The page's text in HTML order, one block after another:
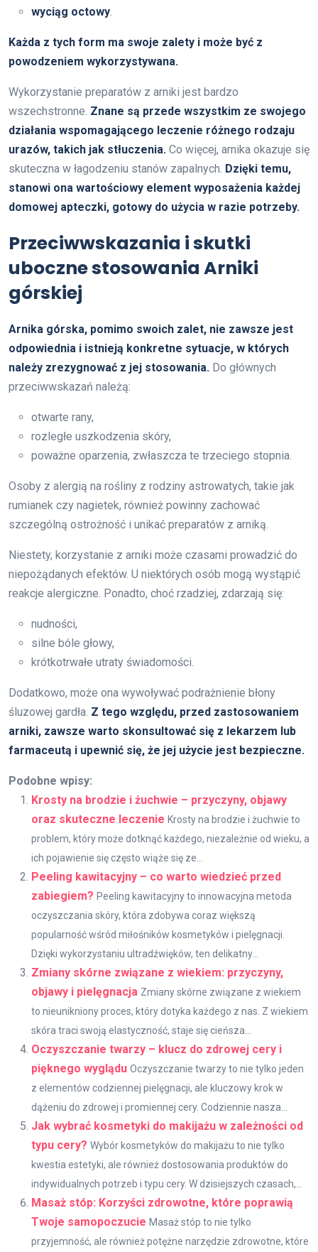
wyciąg octowy.
Każda z tych form ma swoje zalety i może być z
powodzeniem wykorzystywana.
Wykorzystanie preparatów z arniki jest bardzo
wszechstronne. Znane są przede wszystkim ze swojego
działania wspomagającego leczenie różnego rodzaju
urazów, takich jak stłuczenia. Co więcej, arnika okazuje się
skuteczna w łagodzeniu stanów zapalnych. Dzięki temu,
stanowi ona wartościowy element wyposażenia każdej
domowej apteczki, gotowy do użycia w razie potrzeby.
Przeciwwskazania i skutki
uboczne stosowania Arniki
górskiej
Arnika górska, pomimo swoich zalet, nie zawsze jest
odpowiednia i istnieją konkretne sytuacje, w których
należy zrezygnować z jej stosowania. Do głównych
przeciwwskazań należą:
otwarte rany,
rozległe uszkodzenia skóry,
poważne oparzenia, zwłaszcza te trzeciego stopnia.
Osoby z alergią na rośliny z rodziny astrowatych, takie jak
rumianek czy nagietek, również powinny zachować
szczególną ostrożność i unikać preparatów z arniką.
Niestety, korzystanie z arniki może czasami prowadzić do
niepożądanych efektów. U niektórych osób mogą wystąpić
reakcje alergiczne. Ponadto, choć rzadziej, zdarzają się:
nudności,
silne bóle głowy,
krótkotrwałe utraty świadomości.
Dodatkowo, może ona wywoływać podrażnienie błony
śluzowej gardła. Z tego względu, przed zastosowaniem
arniki, zawsze warto skonsultować się z lekarzem lub
farmaceutą i upewnić się, że jej użycie jest bezpieczne.
Podobne wpisy:
Krosty na brodzie i żuchwie – przyczyny, objawy
oraz skuteczne leczenie Krosty na brodzie i żuchwie to
problem, który może dotknąć każdego, niezależnie od wieku, a
ich pojawienie się często wiąże się ze...
Peeling kawitacyjny – co warto wiedzieć przed
zabiegiem? Peeling kawitacyjny to innowacyjna metoda
oczyszczania skóry, która zdobywa coraz większą
popularność wśród miłośników kosmetyków i pielęgnacji.
Dzięki wykorzystaniu ultradźwięków, ten delikatny...
Zmiany skórne związane z wiekiem: przyczyny,
objawy i pielęgnacja Zmiany skórne związane z wiekiem
to nieunikniony proces, który dotyka każdego z nas. Z wiekiem
skóra traci swoją elastyczność, staje się cieńsza...
Oczyszczanie twarzy – klucz do zdrowej cery i
pięknego wyglądu Oczyszczanie twarzy to nie tylko jeden
z elementów codziennej pielęgnacji, ale kluczowy krok w
dążeniu do zdrowej i promiennej cery. Codziennie nasza...
Jak wybrać kosmetyki do makijażu w zależności od
typu cery? Wybór kosmetyków do makijażu to nie tylko
kwestia estetyki, ale również dostosowania produktów do
indywidualnych potrzeb i typu cery. W dzisiejszych czasach,...
Masaż stóp: Korzyści zdrowotne, które poprawią
Twoje samopoczucie Masaż stóp to nie tylko
przyjemność, ale również potężne narzędzie zdrowotne, które